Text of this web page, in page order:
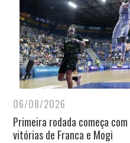
06/08/2026
Primeira rodada começa
vitórias de Franca e Mogi